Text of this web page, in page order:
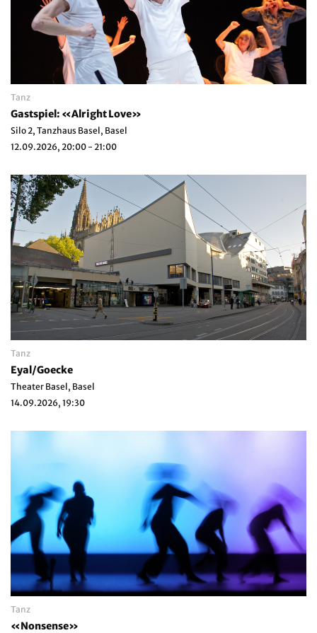
Tanz
Gastspiel: «Alright Love»
Silo 2, Tanzhaus Basel, Basel
12.09.2026, 20:00 - 21:00
Tanz
Eyal/Goecke
Theater Basel, Basel
14.09.2026, 19:30
Tanz
«Nonsense»